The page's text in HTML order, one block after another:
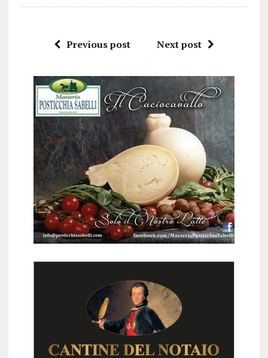
Previous post Next post